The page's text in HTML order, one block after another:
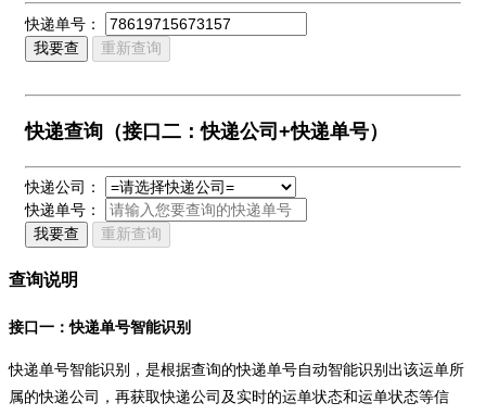
快递单号：
我要查
重新查询
快递查询（接口二：快递公司+快递单号）
快递公司：
快递单号：
我要查
重新查询
查询说明
接口一：快递单号智能识别
快递单号智能识别，是根据查询的快递单号自动智能识别出该运单所
属的快递公司，再获取快递公司及实时的运单状态和运单状态等信